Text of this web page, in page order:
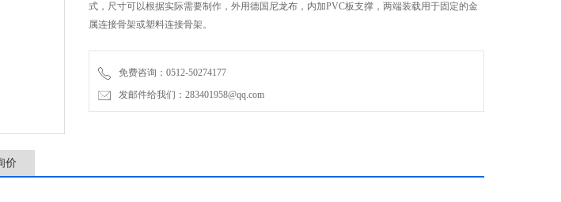
式，尺寸可以根据实际需要制作，外用德国尼龙布，内加PVC板支撑，两端装载用于固定的金
属连接骨架或塑料连接骨架。
免费咨询：0512-50274177
发邮件给我们：283401958@qq.com
价